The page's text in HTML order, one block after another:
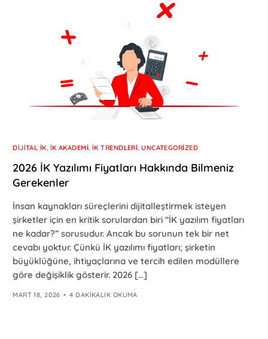
DIJITAL İK, İK AKADEMI, İK TRENDLERI,UNCATEGORIZED
2026 İK Yazılımı Fiyatları Hakkında Bilmeniz
Gerekenler
İnsan kaynakları süreçlerini dijitalleştirmek isteyen
şirketler için en kritik sorulardan biri “İK yazılım fiyatları
ne kadar?” sorusudur. Ancak bu sorunun tek bir net
cevabı yoktur. Çünkü İK yazılımı fiyatları; şirketin
büyüklüğüne, ihtiyaçlarına ve tercih edilen modüllere
göre değişiklik gösterir. 2026 […]
MART 18, 2026 4 DAKIKALIK OKUMA